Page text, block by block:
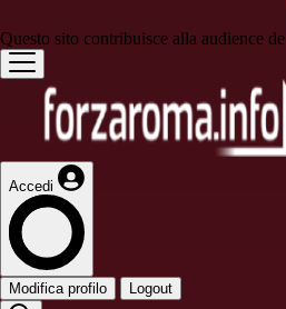
Questo sito contribuisce alla audience de
Accedi
Modifica profilo Logout